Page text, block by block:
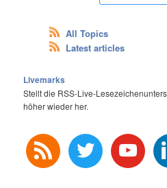
All Topics
Latest articles
Livemarks
Stellt die RSS-Live-
höher wieder her.
rss twitter youtube